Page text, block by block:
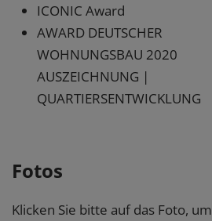
ICONIC Award
AWARD DEUTSCHER
WOHNUNGSBAU 2020
AUSZEICHNUNG |
QUARTIERSENTWICKLUNG
Fotos
Klicken Sie bitte auf das Foto, um